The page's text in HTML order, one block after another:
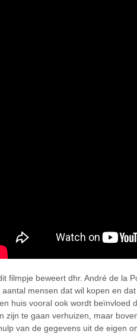
filmpje beweert dhr. André de la
aantal mensen dat wil kopen en
huis vooral ook wordt beïnvloed
zijn te gaan verhuizen, maar
van de gegevens uit de eigen